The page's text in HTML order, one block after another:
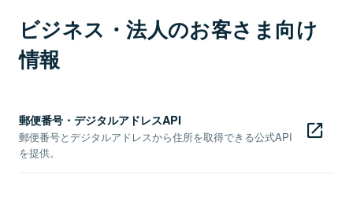
ビジネス・法人のお客さま向け
情報
郵便番号・デジタルアドレスAPI
郵便番号とデジタルアドレスから住所を取得できる公式API
を提供。